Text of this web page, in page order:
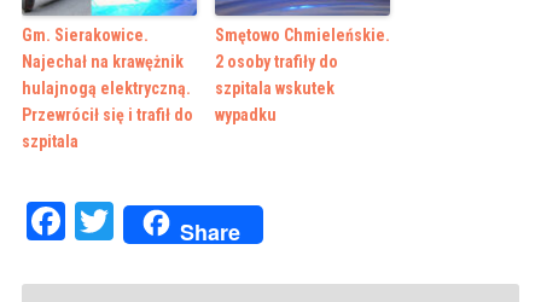
Gm. Sierakowice.
Najechał na krawężnik
hulajnogą elektryczną.
Przewrócił się i trafił do
szpitala
Smętowo Chmieleńskie.
2 osoby trafiły do
szpitala wskutek
wypadku
Facebook
Twitter
Share